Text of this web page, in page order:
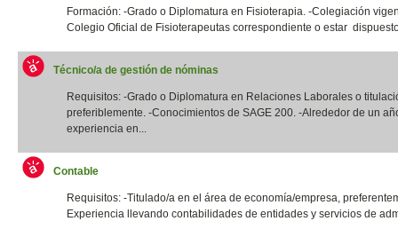
Formación: -Grado o Diplomatura en Fisioterapia. -Colegiación
Colegio Oficial de Fisioterapeutas correspondiente o estar
Técnico/a de gestión de nóminas
Requisitos: -Grado o Diplomatura en Relaciones Laborales o
preferiblemente. -Conocimientos de SAGE 200. -Alrededor de un
experiencia en...
Contable
Requisitos: -Titulado/a en el área de economía/empresa,
Experiencia llevando contabilidades de entidades y servicios de